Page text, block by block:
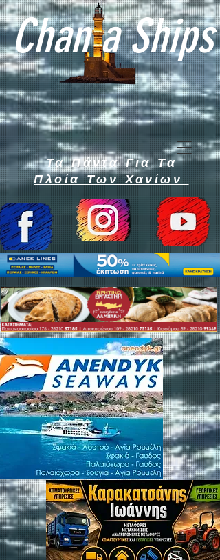
Chan a Ships
Τα Πάντα Για Τα
Πλοία Των Χανίων